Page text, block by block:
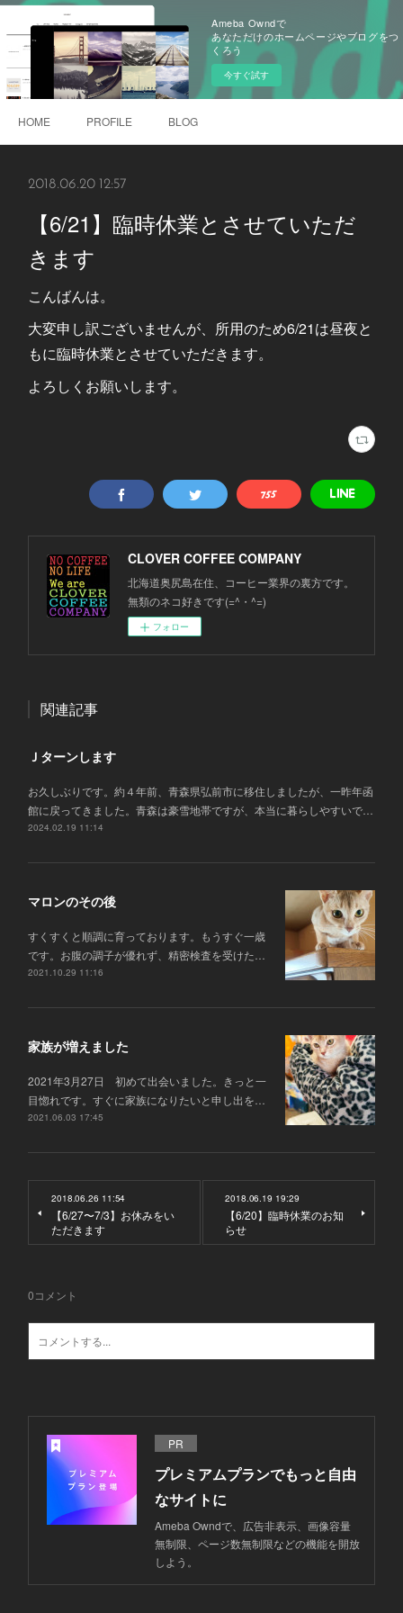
Ameba Owndで
あなただけのホームページやブログをつ
くろう
今すぐ試す
HOME PROFILE BLOG
2018.06.20 12:57
【6/21】臨時休業とさせていただ
きます
こんばんは。
大変申し訳ございませんが、所用のため6/21は昼夜と
もに臨時休業とさせていただきます。
よろしくお願いします。
CLOVER COFFEE COMPANY
北海道奥尻島在住、コーヒー業界の裏方です。
無類のネコ好きです(=^・^=)
フォロー
関連記事
Ｊターンします
お久しぶりです。約４年前、青森県弘前市に移住しましたが、一昨年函
館に戻ってきました。青森は豪雪地帯ですが、本当に暮らしやすいで…
2024.02.19 11:14
マロンのその後
すくすくと順調に育っております。もうすぐ一歳
です。お腹の調子が優れず、精密検査を受けた…
2021.10.29 11:16
家族が増えました
2021年3月27日 初めて出会いました。きっと一
目惚れです。すぐに家族になりたいと申し出を…
2021.06.03 17:45
2018.06.26 11:54
【6/27〜7/3】お休みをい
ただきます
2018.06.19 19:29
【6/20】臨時休業のお知
らせ
0コメント
PR
プレミアムプランでもっと自由
なサイトに
Ameba Owndで、広告非表示、画像容量
無制限、ページ数無制限などの機能を開放
しよう。